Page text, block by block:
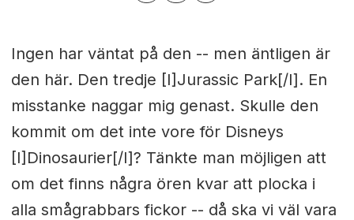
Ingen har väntat på den -- men äntligen är
den här. Den tredje [I]Jurassic Park[/I]. En
misstanke naggar mig genast. Skulle den
kommit om det inte vore för Disneys
[I]Dinosaurier[/I]? Tänkte man möjligen att
om det finns några ören kvar att plocka i
alla smågrabbars fickor -- då ska vi väl vara